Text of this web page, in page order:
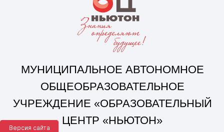
Версия сайта
Корпус 1: г. Челябинск,
ул. 250-летия Челябинска, д. 46
контакты: +7(351) 214-96-92, mail@ocnewton.ru
Корпус 2: г. Челябинск,
ул. Татищева, д. 254
контакты: +7(351) 214-97-92, mail@ocnewton.ru
МУНИЦИПАЛЬНОЕ АВТОНОМНОЕ
ОБЩЕОБРАЗОВАТЕЛЬНОЕ
УЧРЕЖДЕНИЕ «ОБРАЗОВАТЕЛЬНЫЙ
Г. ЧЕЛЯБИНСКА»